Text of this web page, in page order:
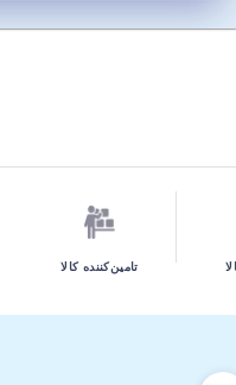
تامین‌کننده کالا